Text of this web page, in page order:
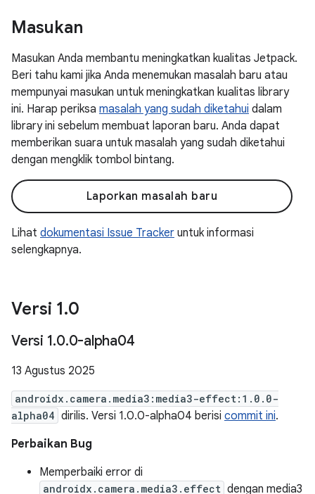
Masukan
Masukan Anda membantu meningkatkan kualitas Jetpack.
Beri tahu kami jika Anda menemukan masalah baru atau
mempunyai masukan untuk meningkatkan kualitas library
ini. Harap periksa masalah yang sudah diketahui dalam
library ini sebelum membuat laporan baru. Anda dapat
memberikan suara untuk masalah yang sudah diketahui
dengan mengklik tombol bintang.
Laporkan masalah baru
Lihat dokumentasi Issue Tracker untuk informasi
selengkapnya.
Versi 1.0
Versi 1.0.0-alpha04
13 Agustus 2025
androidx.camera.media3:media3-effect:1.0.0-
alpha04 dirilis. Versi 1.0.0-alpha04 berisi commit ini.
Perbaikan Bug
Memperbaiki error di
androidx.camera.media3.effect dengan media3